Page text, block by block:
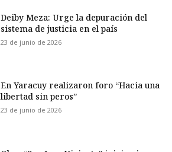
Deiby Meza: Urge la depuración del
sistema de justicia en el país
23 de junio de 2026
En Yaracuy realizaron foro “Hacia una
libertad sin peros”
23 de junio de 2026